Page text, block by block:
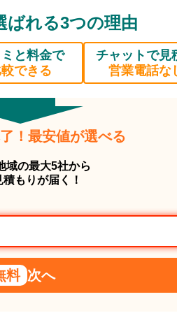
ばれる3つの理由
と料金で
較できる
チャットで見
営業電話な
！最安値が選べる
域の最大5社から
もりが届く！
料 次へ